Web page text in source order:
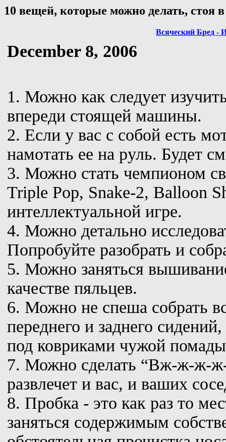
10 вещей, которые можно делать, стоя
Всяческий Бред -
December 8, 2006
1. Можно как следует
впереди стоящей машины.
2. Если у вас с собой есть
намотать ее на руль. Будет
3. Можно стать чемпионом
Triple Pop, Snake-2, Balloon
интеллектуальной игре.
4. Можно детально
Попробуйте разобрать и
5. Можно заняться
качестве пяльцев.
6. Можно не спеша собрать
переднего и заднего
под ковриками чужой
7. Можно сделать “Вж-ж-ж-
развлечет и вас, и ваших
8. Пробка - это как раз то
заняться содержимым